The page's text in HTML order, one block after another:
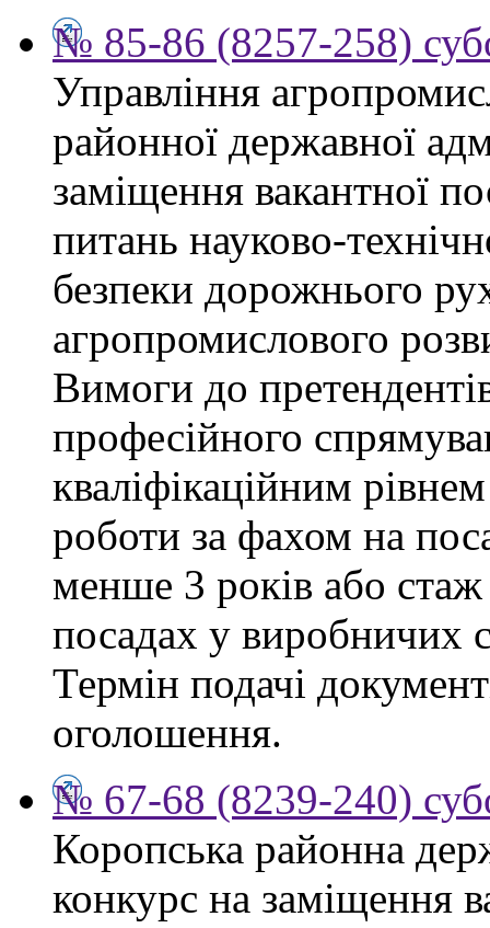
№ 85-86 (8257-258)
Управління
районної державної
заміщення вакантної
питань науково-
безпеки дорожнього
агропромислового
Вимоги до
професійного
кваліфікаційним
роботи за фахом на
менше 3 років або
посадах у виробничих
Термін подачі
оголошення.
№ 67-68 (8239-240)
Коропська районна
конкурс на заміщення